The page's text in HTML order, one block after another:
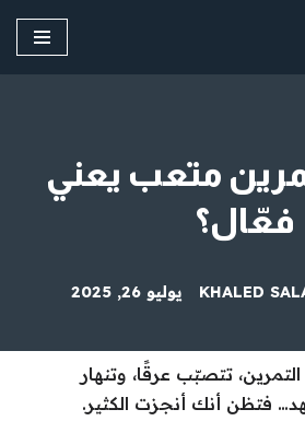
متعب يعني
فعّال؟
KHALED يوليو 26, 2025
تتصبّب عرقًا، وتنهار
فتظن أنك أنجزت الكثير.